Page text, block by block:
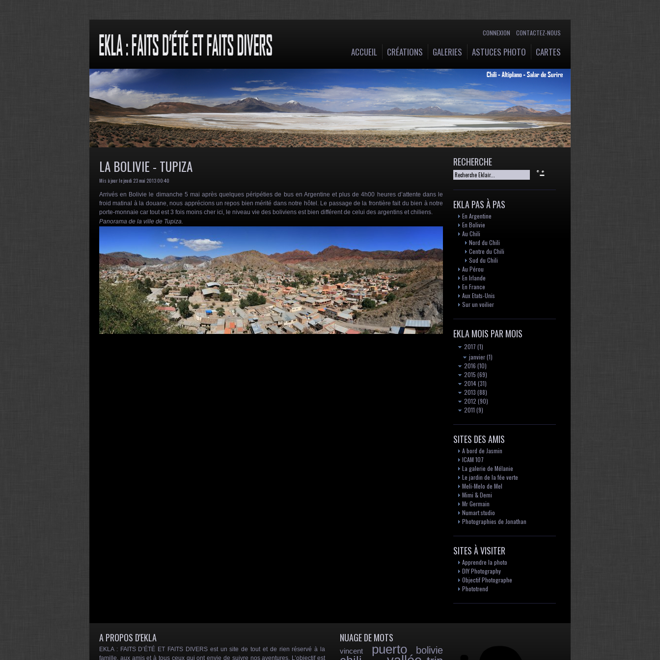
CONNEXION CONTACTEZ-NOUS
ACCUEIL CRÉATIONS GALERIES ASTUCES PHOTO CARTES
LA BOLIVIE - TUPIZA
Mis à jour le jeudi 23 mai 2013 00:40
Arrivés en Bolivie le dimanche 5 mai après quelques péripéties de bus en Argentine et plus de 4h00 heures d’attente dans le
froid matinal à la douane, nous apprécions un repos bien mérité dans notre hôtel. Le passage de la frontière fait du bien à notre
porte-monnaie car tout est 3 fois moins cher ici, le niveau vie des boliviens est bien différent de celui des argentins et chiliens.
Panorama de la ville de Tupiza.
RECHERCHE
EKLA PAS À PAS
En Argentine
En Bolivie
Au Chili
Nord du Chili
Centre du Chili
Sud du Chili
Au Pérou
En Irlande
En France
Aux Etats-Unis
Sur un voilier
EKLA MOIS PAR MOIS
2017 (1)
janvier(1)
2016 (10)
2015 (69)
2014(31)
2013 (88)
2012 (90)
2011 (9)
SITES DES AMIS
A bord de Jasmin
ICAM 107
La galerie de Mélanie
Le jardin de la fée verte
Meli-Melo de Mel
Mimi & Demi
Mr Germain
Numart studio
Photographies de Jonathan
SITES À VISITER
Apprendre la photo
DIY Photography
Objectif Photographe
Phototrend
A PROPOS D'EKLA
EKLA : FAITS D’ÉTÉ ET FAITS DIVERS est un site de tout et de rien réservé à la
famille, aux amis et à tous ceux qui ont envie de suivre nos aventures. L’objectif est
NUAGE DE MOTS
vincent puerto bolivie